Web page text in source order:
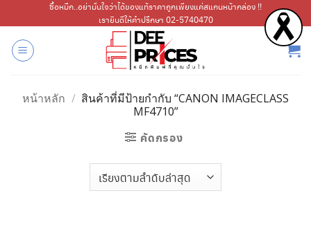
ไป
เนื้อหา
ซื้อหมึก..อย่ามั่นใจว่าได้ของแท้ราคาถูกเพียงแค่สแกนหน้ากล่อง !!
เรายินดีให้คำปรึกษา 02-5740470
หน้าหลัก / สินค้าที่มีป้ายกำกับ “CANON IMAGECLASS
MF4710”
คัดกรอง